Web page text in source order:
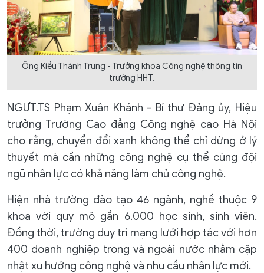
Ông Kiều Thành Trung - Trưởng khoa Công nghệ thông tin
trường HHT.
NGƯT.TS Phạm Xuân Khánh - Bí thư Đảng ủy, Hiệu
trưởng Trường Cao đẳng Công nghệ cao Hà Nội
cho rằng, chuyển đổi xanh không thể chỉ dừng ở lý
thuyết mà cần những công nghệ cụ thể cùng đội
ngũ nhân lực có khả năng làm chủ công nghệ.
Hiện nhà trường đào tạo 46 ngành, nghề thuộc 9
khoa với quy mô gần 6.000 học sinh, sinh viên.
Đồng thời, trường duy trì mạng lưới hợp tác với hơn
400 doanh nghiệp trong và ngoài nước nhằm cập
nhật xu hướng công nghệ và nhu cầu nhân lực mới.